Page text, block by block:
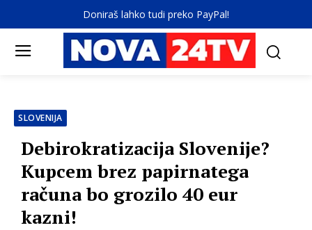
Doniraš lahko tudi preko PayPal!
SLOVENIJA
Debirokratizacija Slovenije?
Kupcem brez papirnatega
računa bo grozilo 40 eur
kazni!